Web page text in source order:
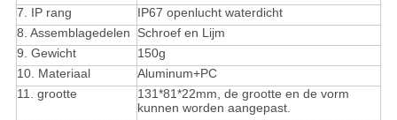
7. IP rang
IP67 openlucht waterdicht
8. Assemblagedelen
Schroef en Lijm
9. Gewicht
150g
10. Materiaal
Aluminum+PC
11. grootte 131*81*22mm, de grootte en de vorm
kunnen worden aangepast.